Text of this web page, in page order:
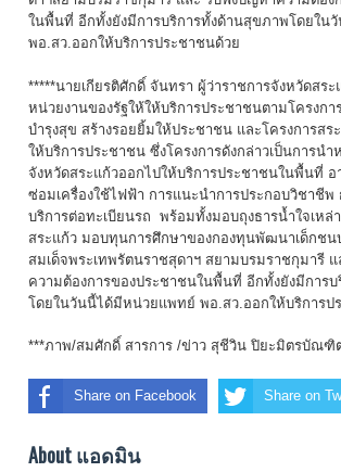
ในพื้นที่ อีกทั้งยังมีการบริการทั้งด้านสุขภาพโดยใน
พอ.สว.ออกให้บริการประชาชนด้วย
*****นายเกียรติศักดิ์ จันทรา ผู้ว่าราชการจังหวัดสระ
หน่วยงานของรัฐให้ให้บริการประชาชนตามโครงก
บำรุงสุข สร้างรอยยิ้มให้ประชาชน และโครงการสร
ให้บริการประชาชน ซึ่งโครงการดังกล่าวเป็นการนำ
จังหวัดสระแก้วออกไปให้บริการประชาชนในพื้นที่ อ
ซ่อมเครื่องใช้ไฟฟ้า การแนะนำการประกอบวิชาชีพ
บริการต่อทะเบียนรถ พร้อมทั้งมอบถุงธารน้ำใจเหล่
สระแก้ว มอบทุนการศึกษาของกองทุนพัฒนาเด็กช
สมเด็จพระเทพรัตนราชสุดาฯ สยามบรมราชกุมารี
ความต้องการของประชาชนในพื้นที่ อีกทั้งยังมีการ
โดยในวันนี้ได้มีหน่วยแพทย์ พอ.สว.ออกให้บริการป
***ภาพ/สมศักดิ์ สารการ /ข่าว สุชีวิน ปิยะมิตรบัณฑิ
Share on Facebook Share on
About แอดมิน